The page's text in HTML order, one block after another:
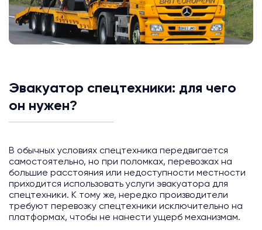
Эвакуатор спецтехники: для чего
он нужен?
В обычных условиях спецтехника передвигается
самостоятельно, но при поломках, перевозках на
большие расстояния или недоступности местности
приходится использовать услуги эвакуатора для
спецтехники. К тому же, нередко производители
требуют перевозку спецтехники исключительно на
платформах, чтобы не нанести ущерб механизмам.